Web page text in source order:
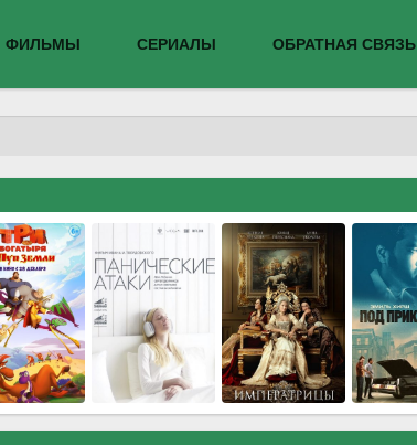
ФИЛЬМЫ СЕРИАЛЫ ОБРАТНАЯ СВЯЗЬ